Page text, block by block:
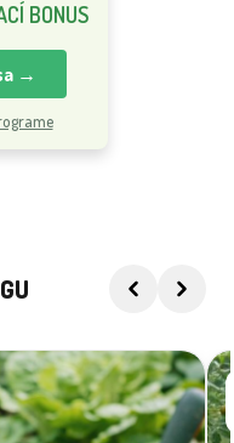
BONUS
→